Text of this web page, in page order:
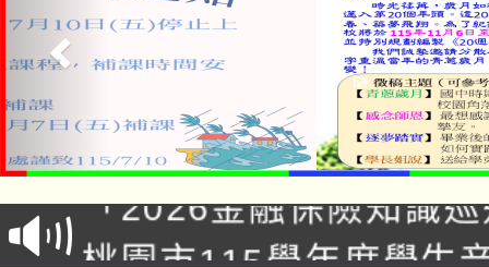
公告本校115學年度第
代理(課)教師甄選結果(
「2026金融保險知識
車」活動
桃園市115學年度學生